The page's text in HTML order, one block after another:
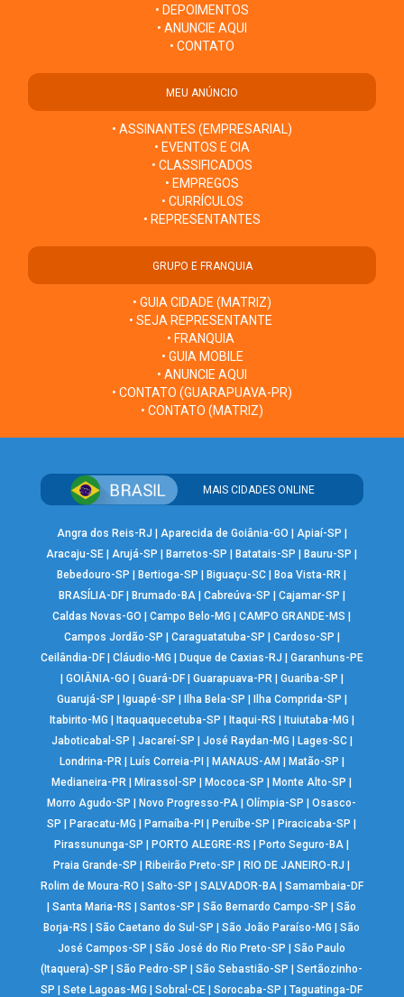
• DEPOIMENTOS
• ANUNCIE AQUI
• CONTATO
MEU ANÚNCIO
• ASSINANTES (EMPRESARIAL)
• EVENTOS E CIA
• CLASSIFICADOS
• EMPREGOS
• CURRÍCULOS
• REPRESENTANTES
GRUPO E FRANQUIA
• GUIA CIDADE (MATRIZ)
• SEJA REPRESENTANTE
• FRANQUIA
• GUIA MOBILE
• ANUNCIE AQUI
• CONTATO (GUARAPUAVA-PR)
• CONTATO (MATRIZ)
MAIS CIDADES ONLINE
Angra dos Reis-RJ Aparecida de Goiânia-GO Apiaí-SP
Aracaju-SE |Arujá-SP Barretos-SP Batatais-SP Bauru-SP
Bebedouro-SP
Bertioga-SP Biguaçu-SC Boa Vista-RR
BRASÍLIA-DF| Brumado-BA| Cabreúva-SP Cajamar-SP
Caldas Novas-GO
|Campo Belo-MG |CAMPO GRANDE-MS
Campos Jordão-SP
Caraguatatuba-SP Cardoso-SP
Ceilândia-DF| Cláudio-MG Duque de Caxias-RJ
Garanhuns-PE
GOIÂNIA-GO Guará-DF| Guarapuava-PR| Guariba-SP
Guarujá-SP
Iguapé-SP Ilha Bela-SP Ilha Comprida-SP
Itabirito-MG
Itaquaquecetuba-SP Itaqui-RS Ituiutaba-MG
Jaboticabal-SP
Jacareí-SP José Raydan-MG Lages-SC|
Londrina-PR| Luís Correia-PI MANAUS-AM Matão-SP
Medianeira-PR
Mirassol-SP Mococa-SP Monte Alto-SP
Morro Agudo-SP
Novo Progresso-PA |Olímpia-SP |Osasco-
SP
Paracatu-MG Parnaíba-PI Peruíbe-SP Piracicaba-SP
Pirassununga-SP
PORTO ALEGRE-RS Porto Seguro-BA
Praia Grande-SP
Ribeirão Preto-SP RIO DE JANEIRO-RJ
Rolim de Moura-RO
Salto-SP SALVADOR-BA| Samambaia-DF
|Santa Maria-RS |Santos-SP |São Bernardo Campo-SP |São
Borja-RS
|São Caetano do Sul-SP |São João Paraíso-MG |São
José Campos-SP
|São José do Rio Preto-SP |São Paulo
(Itaquera)-SP
|São Pedro-SP |São Sebastião-SP |Sertãozinho-
SP
|Sete Lagoas-MG |Sobral-CE |Sorocaba-SP |Taguatinga-DF